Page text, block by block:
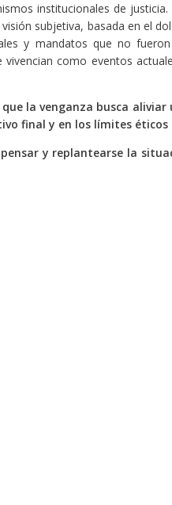
institucionales de
subjetiva, basada en el
y mandatos que no fueron
como eventos
la venganza busca
final y en los límites éticos
y replantearse la